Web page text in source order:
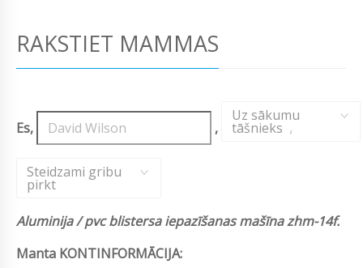
RAKSTIET MAMMAS
Es, ,
Uz sākumu
tāšnieks ,
Steidzami gribu
pirkt
Aluminija / pvc blistersa iepazīšanas mašīna zhm-14f.
Manta KONTINFORMĀCIJA: